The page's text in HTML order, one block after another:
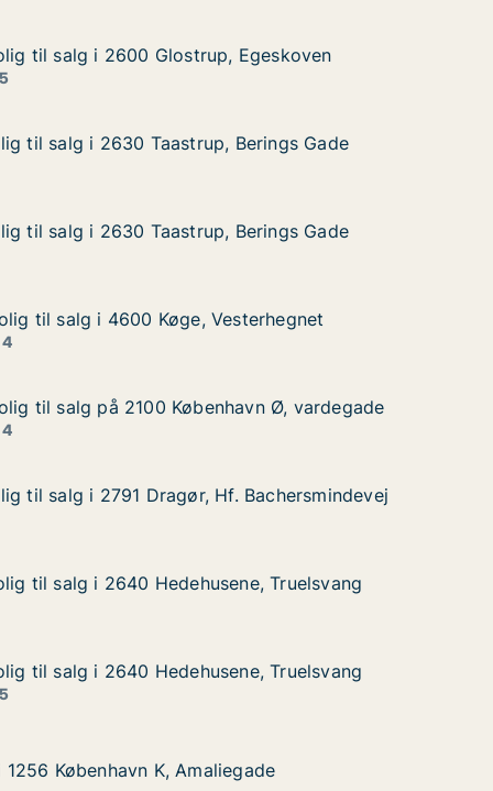
2600 Glostrup, Egeskoven
til salg i 2600 Glostrup, Egeskoven
til salg i 2600 Glostrup, Egeskoven
Gade
Taastrup, Berings Gade
til salg i 2630 Taastrup, Berings Gade
til salg i 2630 Taastrup, Berings Gade
Gade
Taastrup, Berings Gade
til salg i 2630 Taastrup, Berings Gade
til salg i 2630 Taastrup, Berings Gade
4600 Køge, Vesterhegnet
til salg i 4600 Køge, Vesterhegnet
til salg i 4600 Køge, Vesterhegnet
Ø, vardegade
2100 København Ø, vardegade
til salg på 2100 København Ø, vardegade
til salg på 2100 København Ø, vardegade
Dragør, Hf. Bachersmindevej
til salg i 2791 Dragør, Hf. Bachersmindevej
til salg i 2791 Dragør, Hf. Bachersmindevej
Truelsvang
2640 Hedehusene, Truelsvang
til salg i 2640 Hedehusene, Truelsvang
til salg i 2640 Hedehusene, Truelsvang
Truelsvang
2640 Hedehusene, Truelsvang
til salg i 2640 Hedehusene, Truelsvang
til salg i 2640 Hedehusene, Truelsvang
K, Amaliegade
København K, Amaliegade
København K, Amaliegade